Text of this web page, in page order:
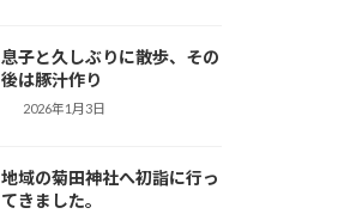
息子と久しぶりに散歩、その
後は豚汁作り
2026年1月3日
地域の菊田神社へ初詣に行っ
てきました。